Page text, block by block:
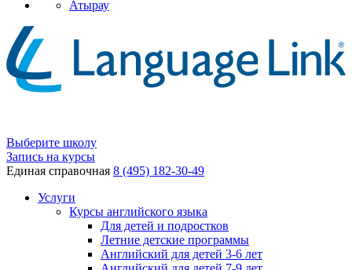
Атырау
Выберите школу
Запись на курсы
Единая справочная 8 (495) 182-30-49
Услуги
Курсы английского языка
Для детей и подростков
Летние детские программы
Английский для детей 3-6 лет